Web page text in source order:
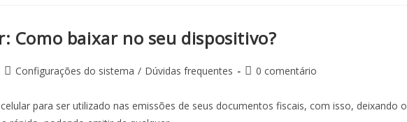
Como baixar no seu dispositivo?
Configurações do sistema / Dúvidas frequentes 0 comentário
para ser utilizado nas emissões de seus documentos fiscais, com isso, deixando o